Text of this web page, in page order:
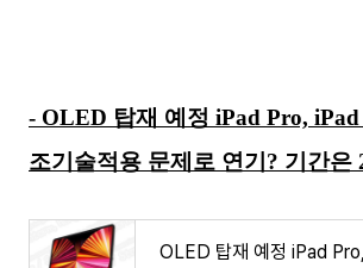
- OLED 탑재 예정 iPad Pro, iPad
조기술적용 문제로 연기? 기간은